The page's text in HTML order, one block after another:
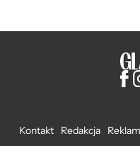
Kontakt Redakcja